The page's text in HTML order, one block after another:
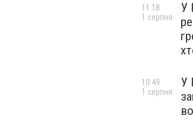
У
11:18
1 серпня
У
10:49
1 серпня